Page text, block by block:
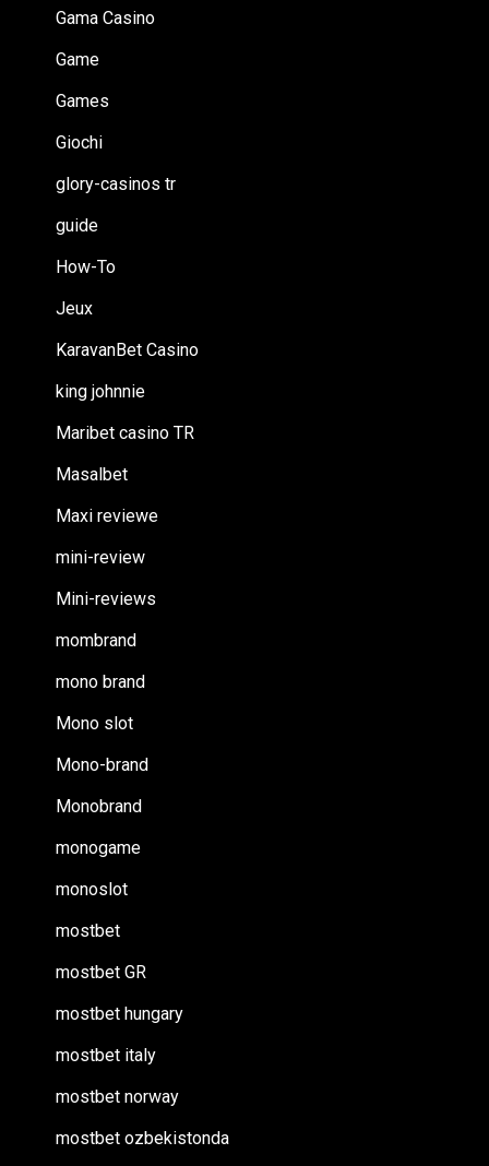
Gama Casino
Game
Games
Giochi
glory-casinos tr
guide
How-To
Jeux
KaravanBet Casino
king johnnie
Maribet casino TR
Masalbet
Maxi reviewe
mini-review
Mini-reviews
mombrand
mono brand
Mono slot
Mono-brand
Monobrand
monogame
monoslot
mostbet
mostbet GR
mostbet hungary
mostbet italy
mostbet norway
mostbet ozbekistonda